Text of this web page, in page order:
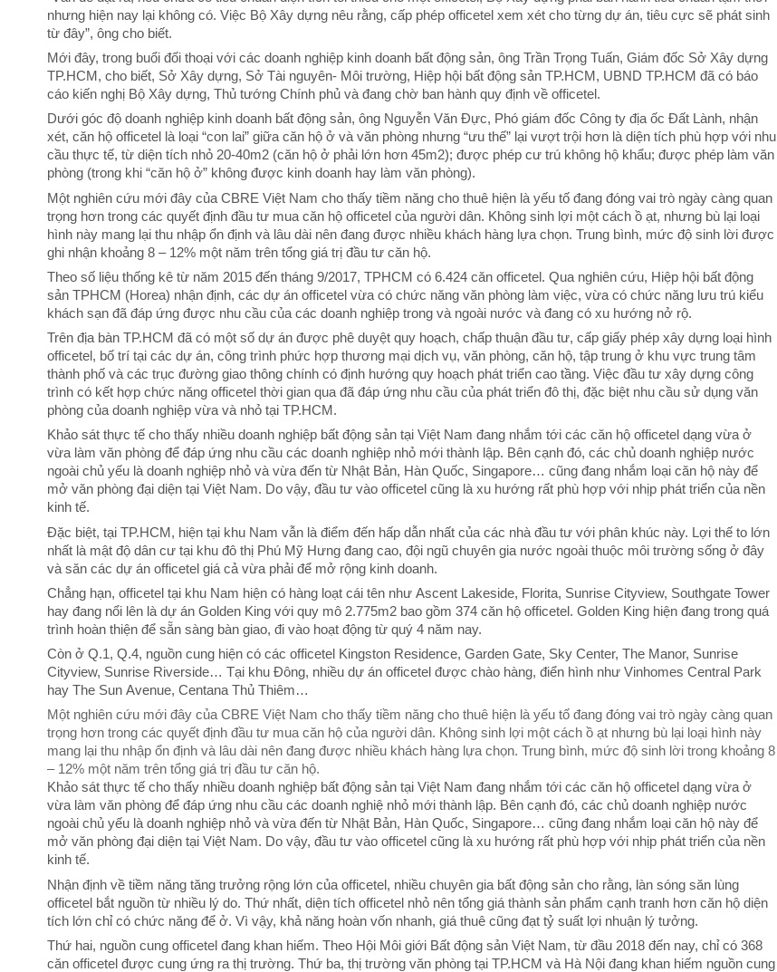
nhưng hiện nay lại không có. Việc Bộ Xây dựng nêu rằng, cấp phép officetel xem xét cho từng dự án, tiêu cực sẽ phát sinh
từ đây”, ông cho biết.
Mới đây, trong buổi đối thoại với các doanh nghiệp kinh doanh bất động sản, ông Trần Trọng Tuấn, Giám đốc Sở Xây dựng
TP.HCM, cho biết, Sở Xây dựng, Sở Tài nguyên- Môi trường, Hiệp hội bất động sản TP.HCM, UBND TP.HCM đã có báo
cáo kiến nghị Bộ Xây dựng, Thủ tướng Chính phủ và đang chờ ban hành quy định về officetel.
Dưới góc độ doanh nghiệp kinh doanh bất động sản, ông Nguyễn Văn Đực, Phó giám đốc Công ty địa ốc Đất Lành, nhận
xét, căn hộ officetel là loại “con lai” giữa căn hộ ở và văn phòng nhưng “ưu thế” lại vượt trội hơn là diện tích phù hợp với nhu
cầu thực tế, từ diện tích nhỏ 20-40m2 (căn hộ ở phải lớn hơn 45m2); được phép cư trú không hộ khẩu; được phép làm văn
phòng (trong khi “căn hộ ở” không được kinh doanh hay làm văn phòng).
Một nghiên cứu mới đây của CBRE Việt Nam cho thấy tiềm năng cho thuê hiện là yếu tố đang đóng vai trò ngày càng quan
trọng hơn trong các quyết định đầu tư mua căn hộ officetel của người dân. Không sinh lợi một cách ồ ạt, nhưng bù lại loại
hình này mang lại thu nhập ổn định và lâu dài nên đang được nhiều khách hàng lựa chọn. Trung bình, mức độ sinh lời được
ghi nhận khoảng 8 – 12% một năm trên tổng giá trị đầu tư căn hộ.
Theo số liệu thống kê từ năm 2015 đến tháng 9/2017, TPHCM có 6.424 căn officetel. Qua nghiên cứu, Hiệp hội bất động
sản TPHCM (Horea) nhận định, các dự án officetel vừa có chức năng văn phòng làm việc, vừa có chức năng lưu trú kiểu
khách sạn đã đáp ứng được nhu cầu của các doanh nghiệp trong và ngoài nước và đang có xu hướng nở rộ.
Trên địa bàn TP.HCM đã có một số dự án được phê duyệt quy hoạch, chấp thuận đầu tư, cấp giấy phép xây dựng loại hình
officetel, bố trí tại các dự án, công trình phức hợp thương mại dịch vụ, văn phòng, căn hộ, tập trung ở khu vực trung tâm
thành phố và các trục đường giao thông chính có định hướng quy hoạch phát triển cao tầng. Việc đầu tư xây dựng công
trình có kết hợp chức năng officetel thời gian qua đã đáp ứng nhu cầu của phát triển đô thị, đặc biệt nhu cầu sử dụng văn
phòng của doanh nghiệp vừa và nhỏ tại TP.HCM.
Khảo sát thực tế cho thấy nhiều doanh nghiệp bất động sản tại Việt Nam đang nhắm tới các căn hộ officetel dạng vừa ở
vừa làm văn phòng để đáp ứng nhu cầu các doanh nghiệp nhỏ mới thành lập. Bên cạnh đó, các chủ doanh nghiệp nước
ngoài chủ yếu là doanh nghiệp nhỏ và vừa đến từ Nhật Bản, Hàn Quốc, Singapore… cũng đang nhắm loại căn hộ này để
mở văn phòng đại diện tại Việt Nam. Do vậy, đầu tư vào officetel cũng là xu hướng rất phù hợp với nhịp phát triển của nền
kinh tế.
Đặc biệt, tại TP.HCM, hiện tại khu Nam vẫn là điểm đến hấp dẫn nhất của các nhà đầu tư với phân khúc này. Lợi thế to lớn
nhất là mật độ dân cư tại khu đô thị Phú Mỹ Hưng đang cao, đội ngũ chuyên gia nước ngoài thuộc môi trường sống ở đây
và săn các dự án officetel giá cả vừa phải để mở rộng kinh doanh.
Chẳng hạn, officetel tại khu Nam hiện có hàng loạt cái tên như Ascent Lakeside, Florita, Sunrise Cityview, Southgate Tower
hay đang nổi lên là dự án Golden King với quy mô 2.775m2 bao gồm 374 căn hộ officetel. Golden King hiện đang trong quá
trình hoàn thiện để sẵn sàng bàn giao, đi vào hoạt động từ quý 4 năm nay.
Còn ở Q.1, Q.4, nguồn cung hiện có các officetel Kingston Residence, Garden Gate, Sky Center, The Manor, Sunrise
Cityview, Sunrise Riverside… Tại khu Đông, nhiều dự án officetel được chào hàng, điển hình như Vinhomes Central Park
hay The Sun Avenue, Centana Thủ Thiêm…
Một nghiên cứu mới đây của CBRE Việt Nam cho thấy tiềm năng cho thuê hiện là yếu tố đang đóng vai trò ngày càng quan
trọng hơn trong các quyết định đầu tư mua căn hộ của người dân. Không sinh lợi một cách ồ ạt nhưng bù lại loại hình này
mang lại thu nhập ổn định và lâu dài nên đang được nhiều khách hàng lựa chọn. Trung bình, mức độ sinh lời trong khoảng 8
– 12% một năm trên tổng giá trị đầu tư căn hộ.
Khảo sát thực tế cho thấy nhiều doanh nghiệp bất động sản tại Việt Nam đang nhắm tới các căn hộ officetel dạng vừa ở
vừa làm văn phòng để đáp ứng nhu cầu các doanh nghiệ nhỏ mới thành lập. Bên cạnh đó, các chủ doanh nghiệp nước
ngoài chủ yếu là doanh nghiệp nhỏ và vừa đến từ Nhật Bản, Hàn Quốc, Singapore… cũng đang nhắm loại căn hộ này để
mở văn phòng đại diện tại Việt Nam. Do vậy, đầu tư vào officetel cũng là xu hướng rất phù hợp với nhịp phát triển của nền
kinh tế.
Nhận định về tiềm năng tăng trưởng rộng lớn của officetel, nhiều chuyên gia bất động sản cho rằng, làn sóng săn lùng
officetel bắt nguồn từ nhiều lý do. Thứ nhất, diện tích officetel nhỏ nên tổng giá thành sản phẩm cạnh tranh hơn căn hộ diện
tích lớn chỉ có chức năng để ở. Vì vậy, khả năng hoàn vốn nhanh, giá thuê cũng đạt tỷ suất lợi nhuận lý tưởng.
Thứ hai, nguồn cung officetel đang khan hiếm. Theo Hội Môi giới Bất động sản Việt Nam, từ đầu 2018 đến nay, chỉ có 368
căn officetel được cung ứng ra thị trường. Thứ ba, thị trường văn phòng tại TP.HCM và Hà Nội đang khan hiếm nguồn cung